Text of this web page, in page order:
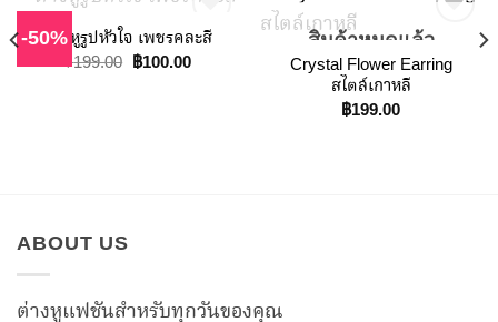
-50%สินค้าหมดแล้ว
ต่างหูรูปหัวใจ เพชรคละสี
฿199.00 Original
฿100.00Current
Add to
สินค้าหมดแล้ว
Crystal Flower Earring
สไตล์เกาหลี
฿199.00
ABOUT US
ต่างหูแฟชันสำหรับทุกวันของคุณ